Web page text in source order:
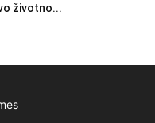
životno...